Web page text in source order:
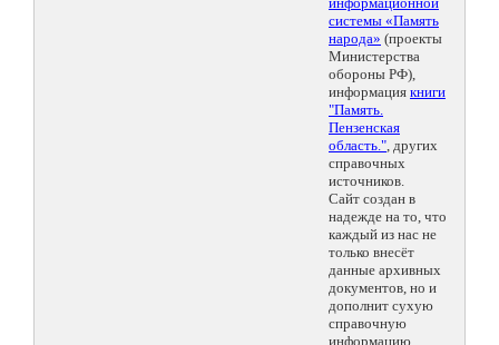
системы «Память
народа» (проекты
Министерства
обороны РФ),
информация книги
"Память.
Пензенская
область.", других
справочных
источников.
Сайт создан в
надежде на то, что
каждый из нас не
только внесёт
данные архивных
документов, но и
дополнит сухую
справочную
информацию